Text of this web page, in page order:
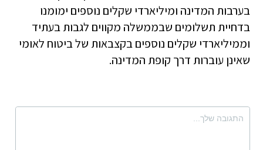
בערבות המדינה ומיליארדי שקלים נוספים ימומנו
בדחיית תשלומים שבממשלה מקווים לגבות בעתיד
וממיליארדי שקלים נוספים בקצבאות של ביטוח לאומי
שאינן עוברות דרך קופת המדינה.